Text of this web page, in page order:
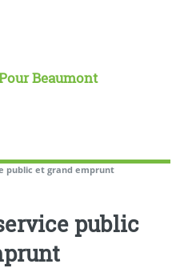
Beaumont
public et grand emprunt
public